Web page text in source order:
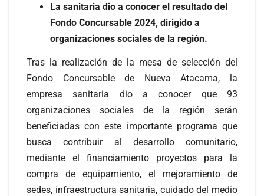
La sanitaria dio a conocer el resultado del
Fondo Concursable 2024, dirigido a
organizaciones sociales de la región.
Tras la realización de la mesa de selección del
Fondo Concursable de Nueva Atacama, la
empresa sanitaria dio a conocer que 93
organizaciones sociales de la región serán
beneficiadas con este importante programa que
busca contribuir al desarrollo comunitario,
mediante el financiamiento proyectos para la
compra de equipamiento, el mejoramiento de
sedes, infraestructura sanitaria, cuidado del medio